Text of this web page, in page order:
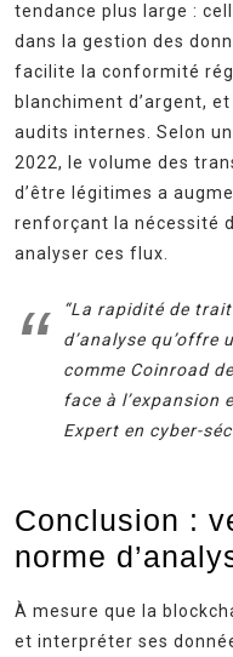
tendance plus large :
dans la gestion des
facilite la conformité
blanchiment d’argent,
audits internes. Selon
2022, le volume des
d’être légitimes a
renforçant la nécessité
analyser ces flux.
“La rapidité de
d’analyse qu’offre
comme Coinroad
face à l’expansion
Expert en cyber-
Conclusion :
norme
À mesure que la
et interpréter ses